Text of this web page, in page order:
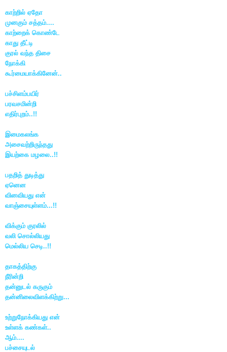
காற்றில் ஏதோ
முனகும் சத்தம்....
காற்றைக் கொண்டே
காது தீட்டி
குரல் வந்த திசை
நோக்கி
கூர்மையாக்கினேன்..
பச்சிளம்பயிர்
பரவசமின்றி
எதிர்புறம்..!!
இமைகலங்க
அசைவற்றிருந்தது
இயற்கை மழலை..!!
பதறித் துடித்து
ஏனென
வினவியது என்
வாஞ்சையுள்ளம்...!!
விக்கும் குரலில்
வலி சொல்லியது
மெல்லிய செடி..!!
தாகத்திற்கு
நீரின்றி
தன்னுடல் கருகும்
தன்னிலைவிளக்கிற்று...
உற்றுநோக்கியது என்
உள்ளக் கண்கள்..
ஆம்....
பச்சையுடல்